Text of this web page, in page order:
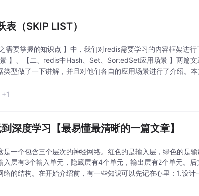
（SKIP LIST）
需要掌握的知识点 】中，我们对redis需要学习的内容框架进
】、【二、redis中Hash、Set、SortedSet应用场景 】两篇
型做了一下讲解，并且对他们各自的应用场景进行了介绍。本
+1
深度学习【最易懂最清晰的一篇文章】
一个包含三个层次的神经网络。红色的是输入层，绿色的是输
层有3个输入单元，隐藏层有4个单元，输出层有2个单元。后
的结构。在开始介绍前，有一些知识可以先记在心里：1.设计